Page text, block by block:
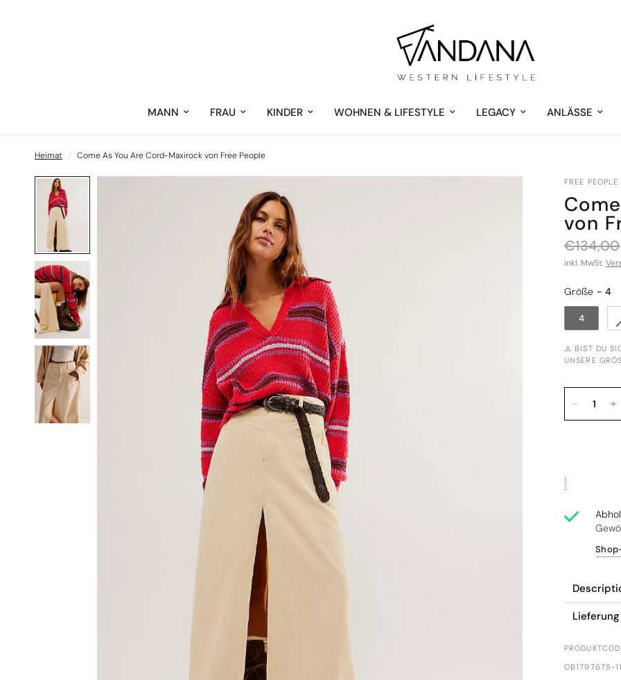
MANN FRAU KINDER WOHNEN & LIFESTYLE LEGACY ANLÄSSE
Heimat / Come As You Are Cord-Maxirock von Free People
FREE PEOPLE
von
€134,00
inkl. MwSt.
Größe
Größe - 4
4
⚠️ BIST DU
NSERE
OB1797675-